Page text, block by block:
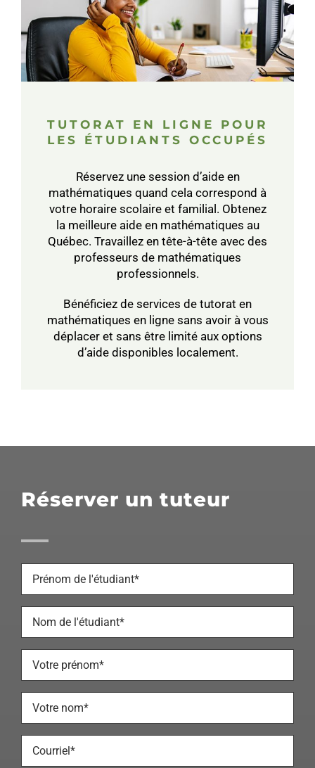
TUTORAT EN LIGNE POUR
LES ÉTUDIANTS OCCUPÉS
Réservez une session d’aide en
mathématiques quand cela correspond à
votre horaire scolaire et familial. Obtenez
la meilleure aide en mathématiques au
Québec. Travaillez en tête-à-tête avec des
professeurs de mathématiques
professionnels.
Bénéficiez de services de tutorat en
mathématiques en ligne sans avoir à vous
déplacer et sans être limité aux options
d’aide disponibles localement.
Réserver un tuteur
prénom *
nom*